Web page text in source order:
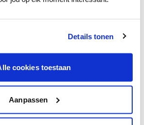
Details tonen
cookies toestaan
Aanpassen
op basis van de lichtinval
een technologische check-up